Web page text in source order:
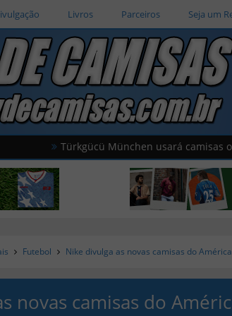
Livros Parceiros Seja um
Türkgücü München usará camisas oficiais
Futebol Nike divulga as novas camisas do
novas camisas do